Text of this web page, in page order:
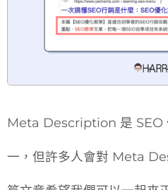
Meta Description 是 SEO
一，但許多人會對 Meta